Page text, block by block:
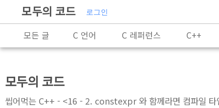
모두의 코드 로그인
모든 글 C 언어 C 레퍼런스
C++
알고리즘
모두의 코드
씹어먹는 C++ - <16 - 2. constexpr 와 함께라면 컴파일 타